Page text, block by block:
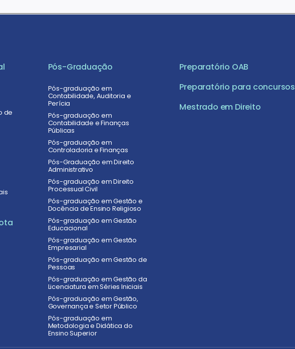
de
Pós-Graduação
Pós-graduação em
Contabilidade, Auditoria e
Perícia
Pós-graduação em
Contabilidade e Finanças
Públicas
Pós-graduação em
Controladoria e Finanças
Pós-Graduação em Direito
Administrativo
Pós-graduação em Direito
Processual Civil
Pós-graduação em Gestão e
Docência de Ensino Religioso
Pós-graduação em Gestão
Educacional
Pós-graduação em Gestão
Empresarial
Pós-graduação em Gestão de
Pessoas
Pós-graduação em Gestão da
Licenciatura em Séries Iniciais
Pós-graduação em Gestão,
Governança e Setor Público
Pós-graduação em
Metodologia e Didática do
Ensino Superior
Preparatório OAB
Preparatório para concursos
Mestrado em Direito